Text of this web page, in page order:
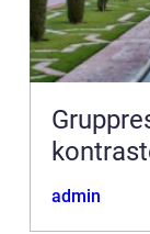
Gruppresor
admin